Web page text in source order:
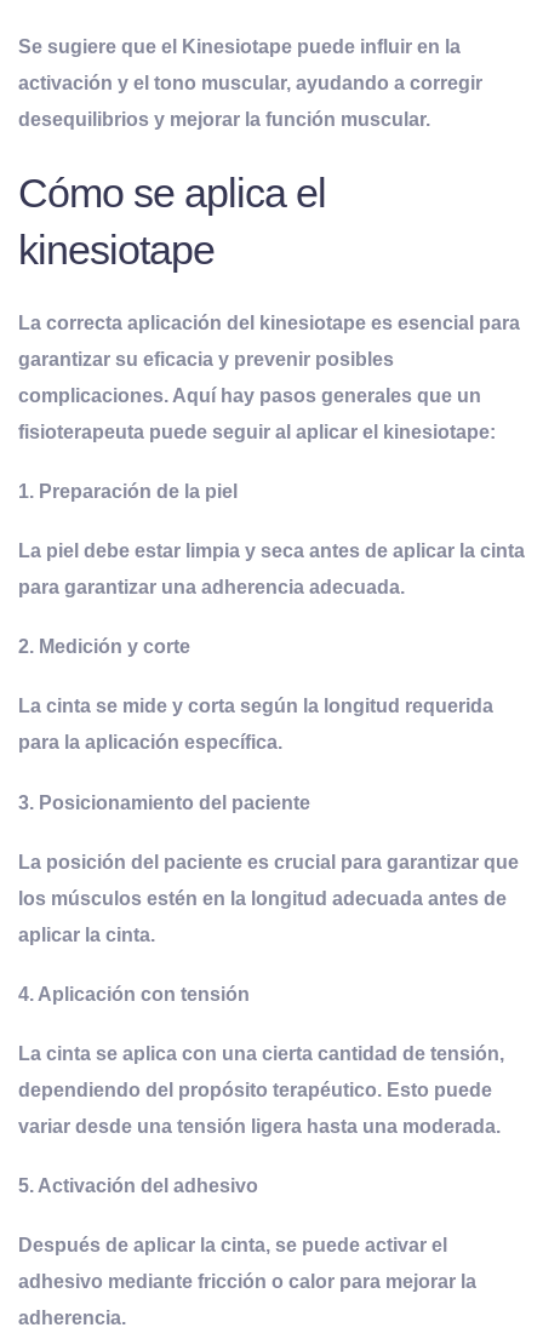
Se sugiere que el Kinesiotape puede influir en la
activación y el tono muscular, ayudando a corregir
desequilibrios y mejorar la función muscular.
Cómo se aplica el
kinesiotape
La correcta aplicación del kinesiotape es esencial para
garantizar su eficacia y prevenir posibles
complicaciones. Aquí hay pasos generales que un
fisioterapeuta puede seguir al aplicar el kinesiotape:
1. Preparación de la piel
La piel debe estar limpia y seca antes de aplicar la cinta
para garantizar una adherencia adecuada.
2. Medición y corte
La cinta se mide y corta según la longitud requerida
para la aplicación específica.
3. Posicionamiento del paciente
La posición del paciente es crucial para garantizar que
los músculos estén en la longitud adecuada antes de
aplicar la cinta.
4. Aplicación con tensión
La cinta se aplica con una cierta cantidad de tensión,
dependiendo del propósito terapéutico. Esto puede
variar desde una tensión ligera hasta una moderada.
5. Activación del adhesivo
Después de aplicar la cinta, se puede activar el
adhesivo mediante fricción o calor para mejorar la
adherencia.